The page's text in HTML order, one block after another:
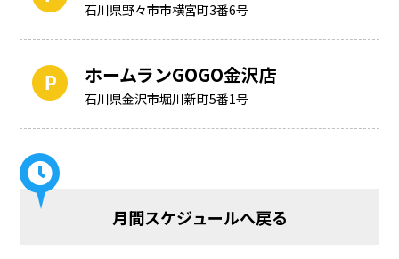
石川県野々市市横宮町3番6号
ホームランGOGO金沢店
石川県金沢市堀川新町5番1号
月間スケジュールへ戻る